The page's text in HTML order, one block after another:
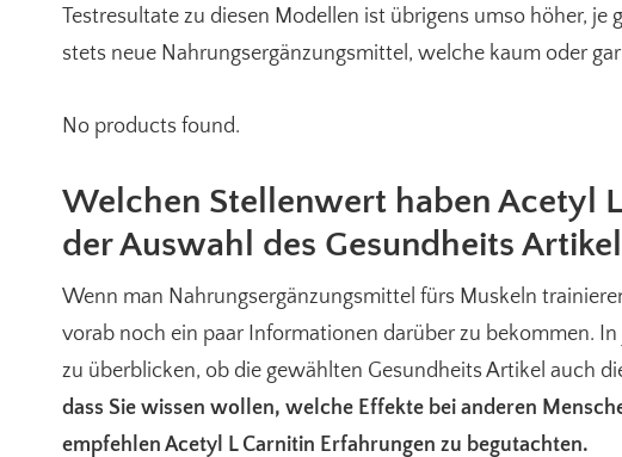
Testresultate zu diesen Modellen ist übrigens umso höher,
stets neue Nahrungsergänzungsmittel, welche kaum oder
No products found.
Welchen Stellenwert haben Acetyl
der Auswahl des Gesundheits
Wenn man Nahrungsergänzungsmittel fürs Muskeln
vorab noch ein paar Informationen darüber zu bekommen.
zu überblicken, ob die gewählten Gesundheits Artikel auch
dass Sie wissen wollen, welche Effekte bei anderen
empfehlen Acetyl L Carnitin Erfahrungen zu begutachten.